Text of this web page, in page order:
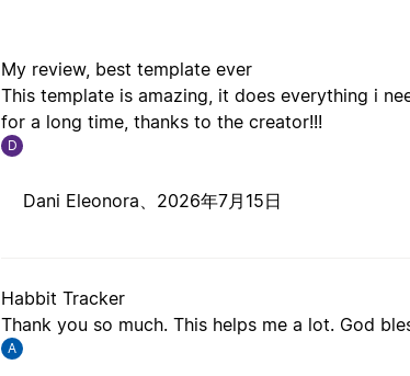
My review, best template ever
This template is amazing, it does everything i
for a long time, thanks to the creator!!!
D
Dani Eleonora、 2026年7月15日
Habbit Tracker
Thank you so much. This helps me a lot. God
A